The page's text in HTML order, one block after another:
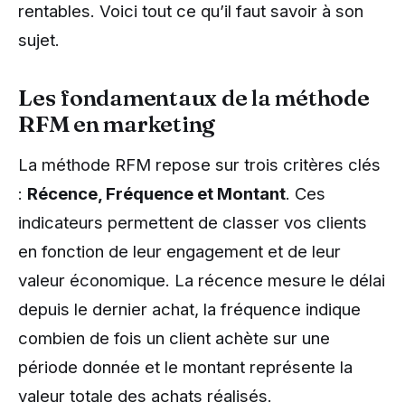
rentables. Voici tout ce qu’il faut savoir à son
sujet.
Les fondamentaux de la méthode
RFM en marketing
La méthode RFM repose sur trois critères clés
: Récence, Fréquence et Montant. Ces
indicateurs permettent de classer vos clients
en fonction de leur engagement et de leur
valeur économique. La récence mesure le délai
depuis le dernier achat, la fréquence indique
combien de fois un client achète sur une
période donnée et le montant représente la
valeur totale des achats réalisés.